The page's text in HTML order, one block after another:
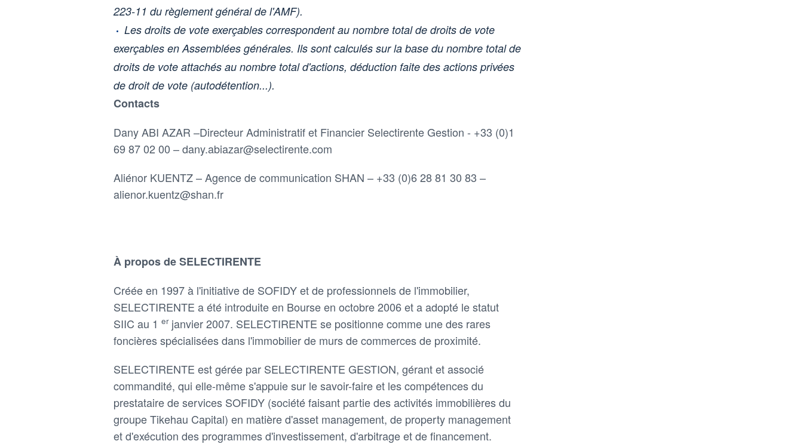
223-11 du règlement général de l'AMF).
Les droits de vote exerçables correspondent au nombre total de droits de vote
exerçables en Assemblées générales. Ils sont calculés sur la base du nombre total de
droits de vote attachés au nombre total d'actions, déduction faite des actions privées
de droit de vote (autodétention...).
Contacts
Dany ABI AZAR –Directeur Administratif et Financier Selectirente Gestion - +33 (0)1
69 87 02 00 – dany.abiazar@selectirente.com
Aliénor KUENTZ – Agence de communication SHAN – +33 (0)6 28 81 30 83 –
alienor.kuentz@shan.fr
À propos de SELECTIRENTE
Créée en 1997 à l'initiative de SOFIDY et de professionnels de l'immobilier,
SELECTIRENTE a été introduite en Bourse en octobre 2006 et a adopté le statut
SIIC au 1 er janvier 2007. SELECTIRENTE se positionne comme une des rares
foncières spécialisées dans l'immobilier de murs de commerces de proximité.
SELECTIRENTE est gérée par SELECTIRENTE GESTION, gérant et associé
commandité, qui elle-même s'appuie sur le savoir-faire et les compétences du
prestataire de services SOFIDY (société faisant partie des activités immobilières du
groupe Tikehau Capital) en matière d'asset management, de property management
et d'exécution des programmes d'investissement, d'arbitrage et de financement.